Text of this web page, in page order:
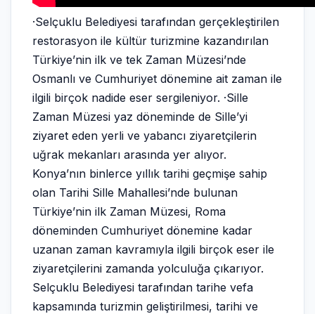
·Selçuklu Belediyesi tarafından gerçekleştirilen
restorasyon ile kültür turizmine kazandırılan
Türkiye’nin ilk ve tek Zaman Müzesi’nde
Osmanlı ve Cumhuriyet dönemine ait zaman ile
ilgili birçok nadide eser sergileniyor. ·Sille
Zaman Müzesi yaz döneminde de Sille’yi
ziyaret eden yerli ve yabancı ziyaretçilerin
uğrak mekanları arasında yer alıyor.
Konya’nın binlerce yıllık tarihi geçmişe sahip
olan Tarihi Sille Mahallesi’nde bulunan
Türkiye’nin ilk Zaman Müzesi, Roma
döneminden Cumhuriyet dönemine kadar
uzanan zaman kavramıyla ilgili birçok eser ile
ziyaretçilerini zamanda yolculuğa çıkarıyor.
Selçuklu Belediyesi tarafından tarihe vefa
kapsamında turizmin geliştirilmesi, tarihi ve